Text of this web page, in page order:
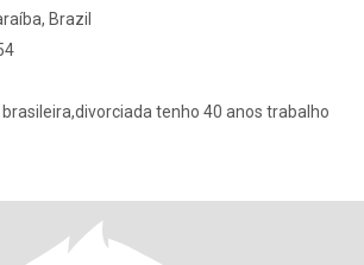
Brazil
brasileira,divorciada tenho 40 anos trabalho